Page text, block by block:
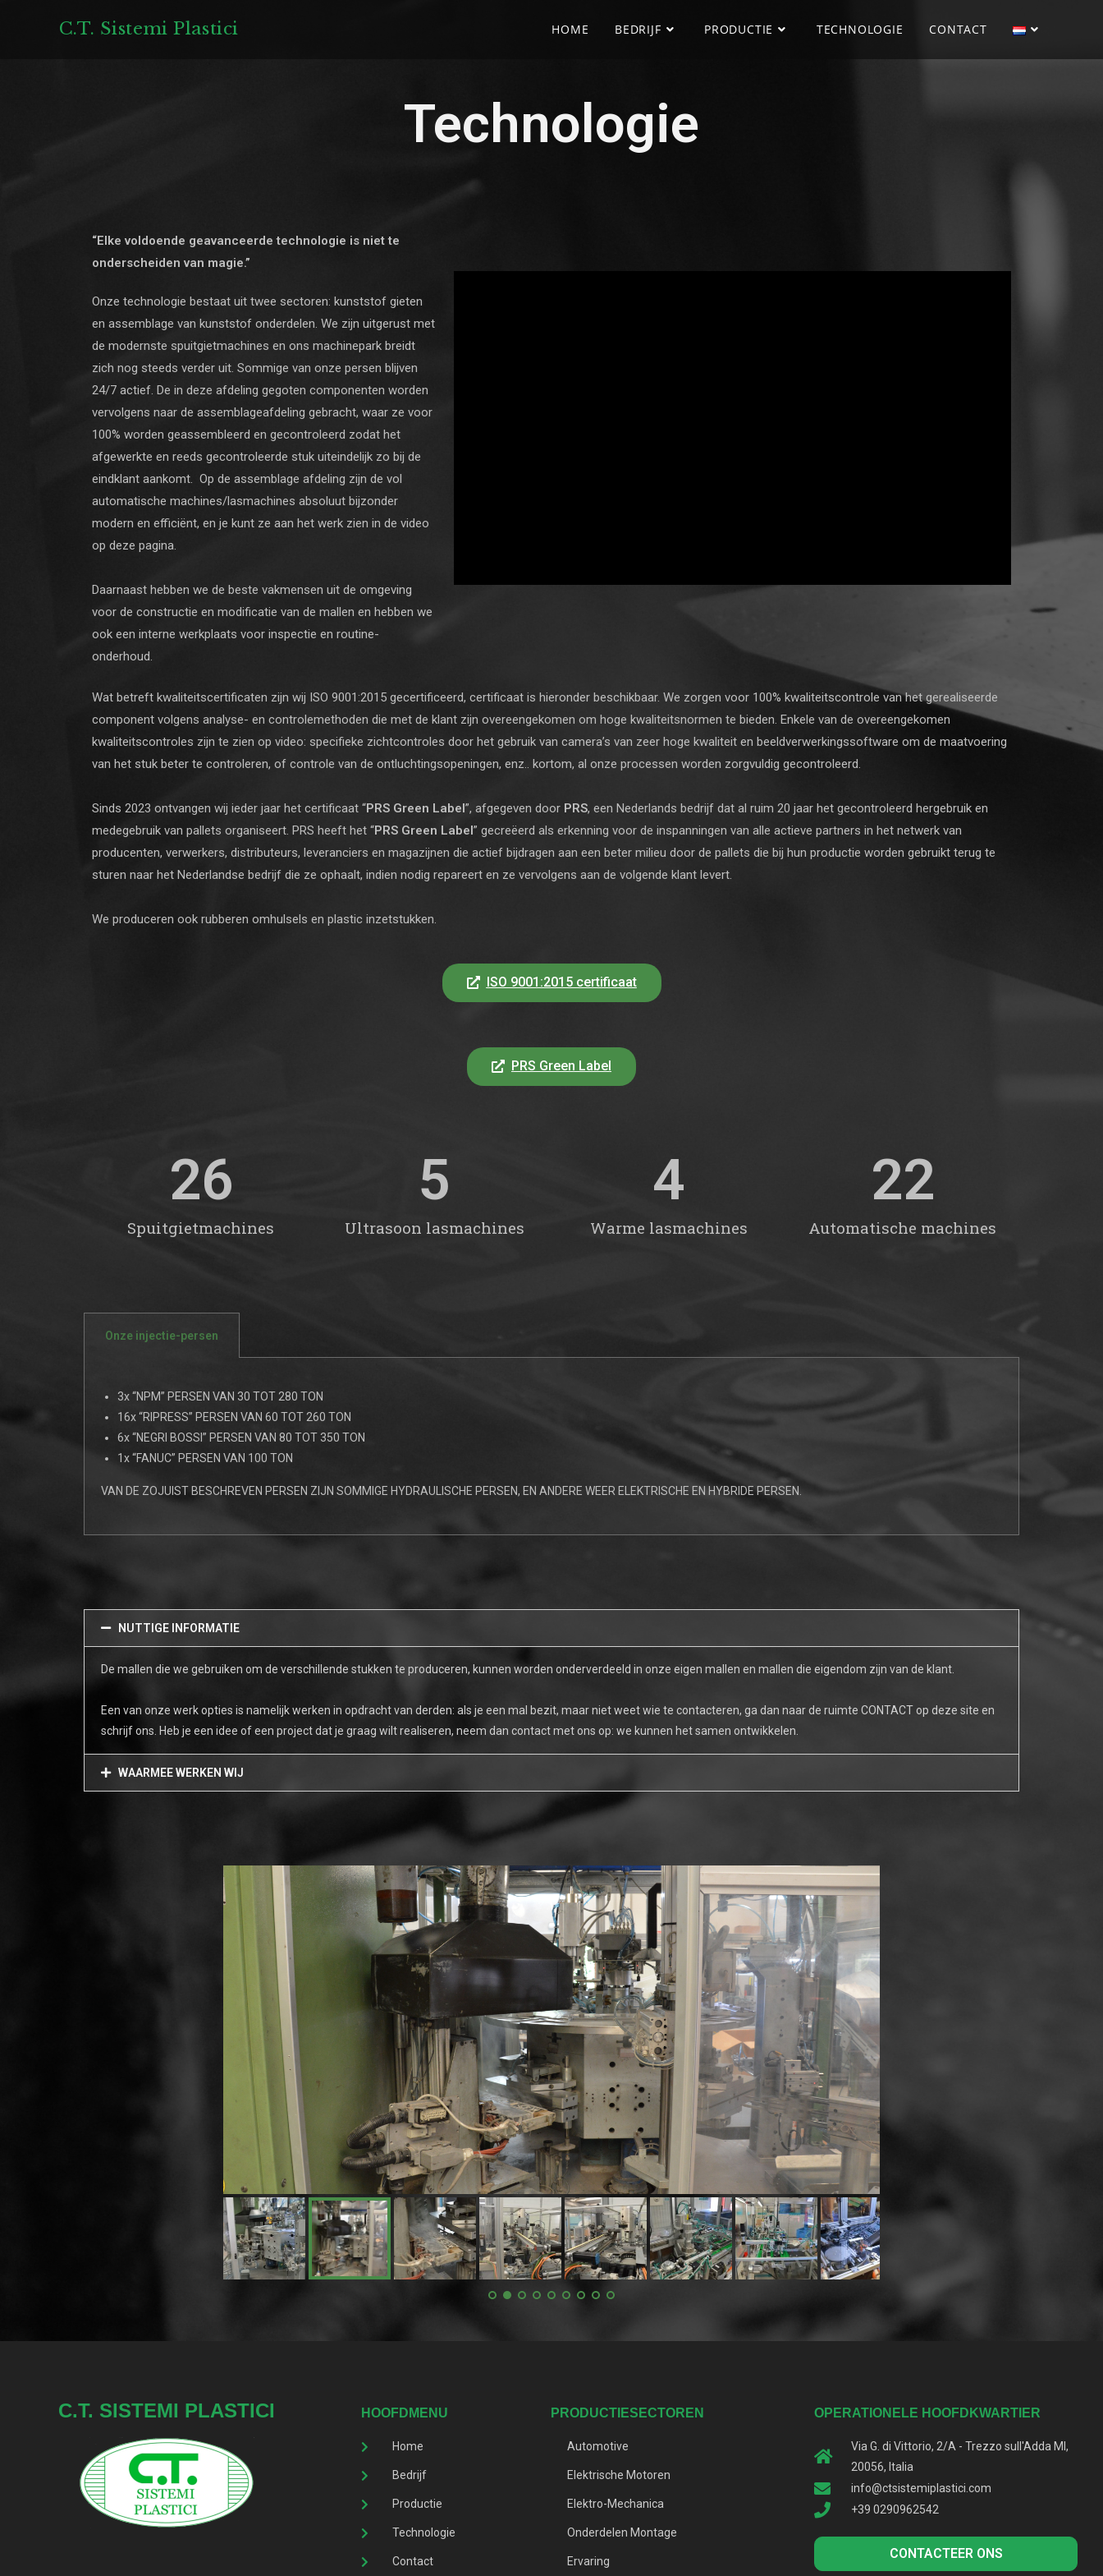
C.T. Sistemi Plastici HOME BEDRIJF PRODUCTIE TECHNOLOGIE CONTACT
Technologie
“Elke voldoende geavanceerde technologie is niet te
onderscheiden van magie.”
Onze technologie bestaat uit twee sectoren: kunststof gieten
en assemblage van kunststof onderdelen. We zijn uitgerust met
de modernste spuitgietmachines en ons machinepark breidt
zich nog steeds verder uit. Sommige van onze persen blijven
24/7 actief. De in deze afdeling gegoten componenten worden
vervolgens naar de assemblageafdeling gebracht, waar ze voor
100% worden geassembleerd en gecontroleerd zodat het
afgewerkte en reeds gecontroleerde stuk uiteindelijk zo bij de
eindklant aankomt. Op de assemblage afdeling zijn de vol
automatische machines/lasmachines absoluut bijzonder
modern en efficiënt, en je kunt ze aan het werk zien in de video
op deze pagina.
Daarnaast hebben we de beste vakmensen uit de omgeving
voor de constructie en modificatie van de mallen en hebben we
ook een interne werkplaats voor inspectie en routine-
onderhoud.
Wat betreft kwaliteitscertificaten zijn wij ISO 9001:2015 gecertificeerd, certificaat is hieronder beschikbaar. We zorgen voor 100% kwaliteitscontrole van het gerealiseerde
component volgens analyse- en controlemethoden die met de klant zijn overeengekomen om hoge kwaliteitsnormen te bieden. Enkele van de overeengekomen
kwaliteitscontroles zijn te zien op video: specifieke zichtcontroles door het gebruik van camera’s van zeer hoge kwaliteit en beeldverwerkingssoftware om de maatvoering
van het stuk beter te controleren, of controle van de ontluchtingsopeningen, enz.. kortom, al onze processen worden zorgvuldig gecontroleerd.
Sinds 2023 ontvangen wij ieder jaar het certificaat “PRS Green Label”, afgegeven door PRS, een Nederlands bedrijf dat al ruim 20 jaar het gecontroleerd hergebruik en
medegebruik van pallets organiseert. PRS heeft het “PRS Green Label” gecreëerd als erkenning voor de inspanningen van alle actieve partners in het netwerk van
producenten, verwerkers, distributeurs, leveranciers en magazijnen die actief bijdragen aan een beter milieu door de pallets die bij hun productie worden gebruikt terug te
sturen naar het Nederlandse bedrijf die ze ophaalt, indien nodig repareert en ze vervolgens aan de volgende klant levert.
We produceren ook rubberen omhulsels en plastic inzetstukken.
ISO 9001:2015 certificaat
PRS Green Label
26
Spuitgietmachines
5
Ultrasoon lasmachines
4
Warme lasmachines
22
Automatische machines
Onze injectie-persen
3x “NPM” PERSEN VAN 30 TOT 280 TON
16x “RIPRESS” PERSEN VAN 60 TOT 260 TON
6x “NEGRI BOSSI” PERSEN VAN 80 TOT 350 TON
1x “FANUC” PERSEN VAN 100 TON
VAN DE ZOJUIST BESCHREVEN PERSEN ZIJN SOMMIGE HYDRAULISCHE PERSEN, EN ANDERE WEER ELEKTRISCHE EN HYBRIDE PERSEN.
NUTTIGE INFORMATIE
De mallen die we gebruiken om de verschillende stukken te produceren, kunnen worden onderverdeeld in onze eigen mallen en mallen die eigendom zijn van de klant.
Een van onze werk opties is namelijk werken in opdracht van derden: als je een mal bezit, maar niet weet wie te contacteren, ga dan naar de ruimte CONTACT op deze site en
schrijf ons. Heb je een idee of een project dat je graag wilt realiseren, neem dan contact met ons op: we kunnen het samen ontwikkelen.
WAARMEE WERKEN WIJ
C.T. SISTEMI PLASTICI HOOFDMENU
Home
Bedrijf
Productie
Technologie
Contact
PRODUCTIESECTOREN
Automotive
Elektrische Motoren
Elektro-Mechanica
Onderdelen Montage
Ervaring
OPERATIONELE HOOFDKWARTIER
Via G. di Vittorio, 2/A - Trezzo sull'Adda MI,
20056, Italia
info@ctsistemiplastici.com
+39 0290962542
CONTACTEER ONS